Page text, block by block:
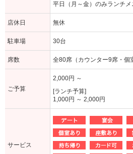
平日（月～金）のみランチメ
店休日 無休
駐車場 30台
席数 全80席（カウンター9席・個
ご予算
2,000円 ～
[ランチ予算]
1,000円 ～ 2,000円
サービス